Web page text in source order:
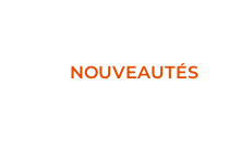
NOUVEAUTÉS